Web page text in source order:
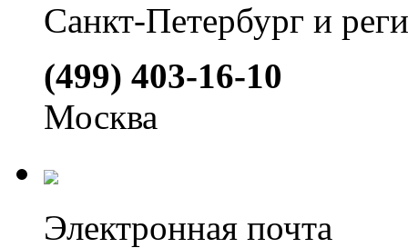
Санкт-Петербург и
(499) 403-16-10
Москва
Электронная почта